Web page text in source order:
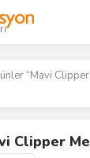
“Mavi
Clipper